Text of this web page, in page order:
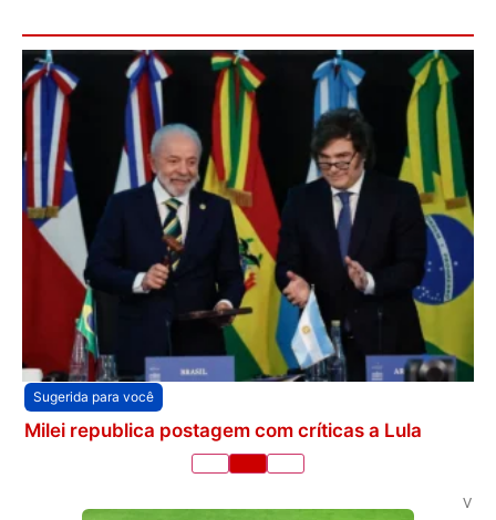
Sugerida para você
Milei republica postagem com críticas a Lula
V